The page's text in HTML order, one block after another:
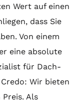
Wert auf einen
dass Sie
Von einem
eine absolute
für Dach-
Wir bieten
Als